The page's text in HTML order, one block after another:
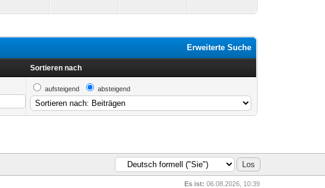
Erweiterte Suche
Sortieren nach
aufsteigend absteigend
Es ist: 06.08.2026, 10:39